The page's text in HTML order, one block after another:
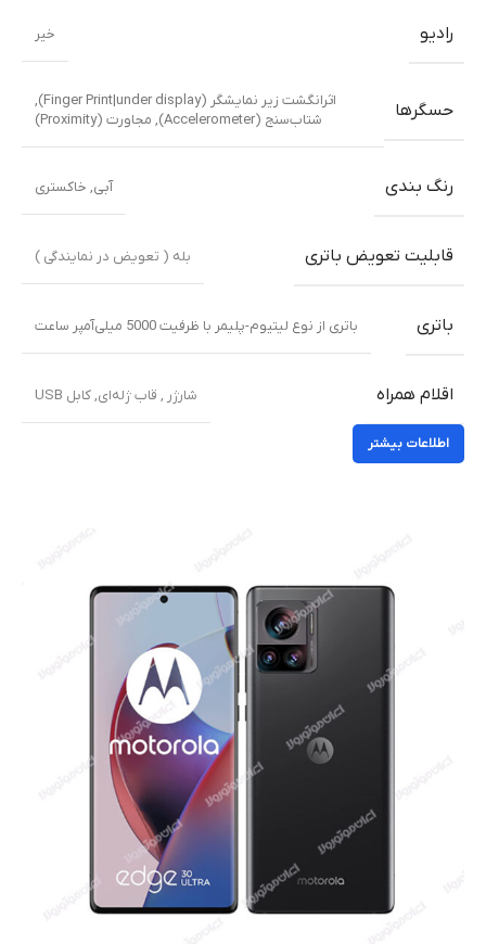
رادیو خیر
حسگرها
اثرانگشت زیر نمایشگر (Finger Print|under display),
شتاب‌سنج (Accelerometer), مجاورت (Proximity)
رنگ بندی آبی, خاکستری
قابلیت تعویض باتری بله ( تعویض در نمایندگی )
باتری باتری از نوع لیتیوم-پلیمر با ظرفیت 5000 میلی‌آمپر ساعت
اقلام همراه شارژر , قاب ژله‌ای, کابل USB
اطلاعات بیشتر